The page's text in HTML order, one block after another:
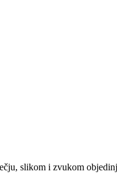
slikom i zvukom